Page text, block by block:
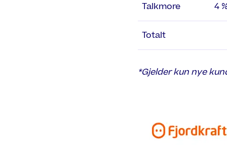
Talkmore 4
Totalt
*Gjelder kun nye